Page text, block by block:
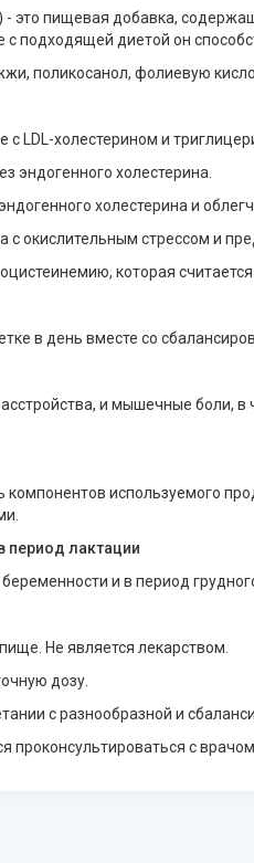
это пищевая добавка,
с подходящей диетой он
поликосанол, фолиевую
LDL-холестерином и
эндогенного холестерина.
холестерина и
с окислительным стрессом и
которая
в день вместе со
и мышечные боли, в
используемого
период лактации
и в период
Не является лекарством.
дозу.
с разнообразной и
проконсультироваться с врачом.